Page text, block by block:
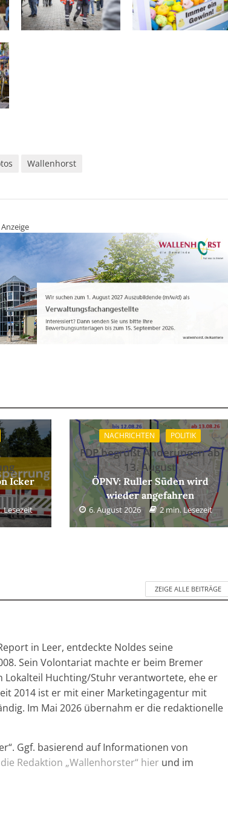
Wallenhorst
Anzeige
Icker
Lesezeit
NACHRICHTEN POLITIK
FDP begrüßt Änderungen ab
13. August
ÖPNV: Ruller Süden wird
wieder angefahren
6. August 2026 2 min. Lesezeit
ZEIGE ALLE BEITRÄGE
in Leer, entdeckte Noldes seine
Sein Volontariat machte er beim Bremer
Lokalteil Huchting/Stuhr verantwortete, ehe er
2014 ist er mit einer Marketingagentur mit
Im Mai 2026 übernahm er die redaktionelle
Ggf. basierend auf Informationen von
Redaktion „Wallenhorster“ hier und im